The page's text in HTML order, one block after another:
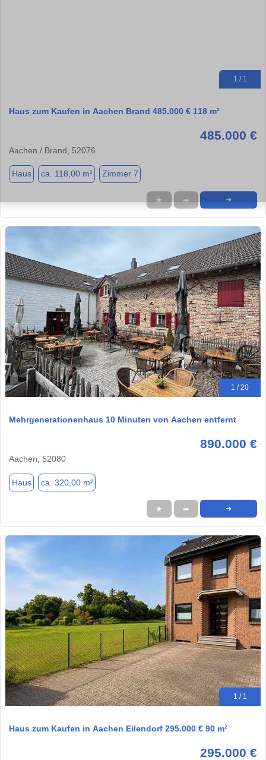
1 / 1
Haus zum Kaufen in Aachen Brand 485.000 € 118 m²
485.000 €
Aachen / Brand, 52076
Haus ca. 118,00 m² Zimmer 7
★ ➦ ➜
1 / 20
Mehrgenerationenhaus 10 Minuten von Aachen entfernt
890.000 €
Aachen, 52080
Haus ca. 320,00 m²
★ ➦ ➜
1 / 1
Haus zum Kaufen in Aachen Eilendorf 295.000 € 90 m²
295.000 €